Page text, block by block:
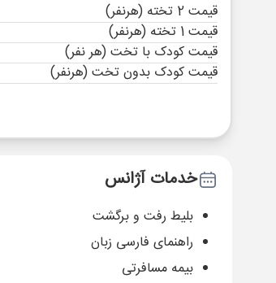
قیمت 2 تخته (هرنفر)
قیمت 1 تخته (هرنفر)
قیمت کودک با تخت (هر نفر)
قیمت کودک بدون تخت (هرنفر)
خدمات آژانس
بلیط رفت و برگشت
راهنمای فارسی زبان
بیمه مسافرتی